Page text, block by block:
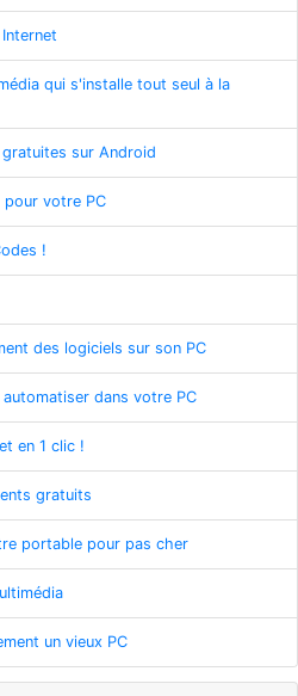
qui s'installe tout seul à la
sur Android
pour votre PC
!
des logiciels sur son PC
dans votre PC
en 1 clic !
gratuits
portable pour pas cher
un vieux PC